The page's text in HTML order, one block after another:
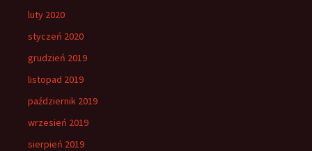
luty 2020
styczeń 2020
grudzień 2019
listopad 2019
październik 2019
wrzesień 2019
sierpień 2019